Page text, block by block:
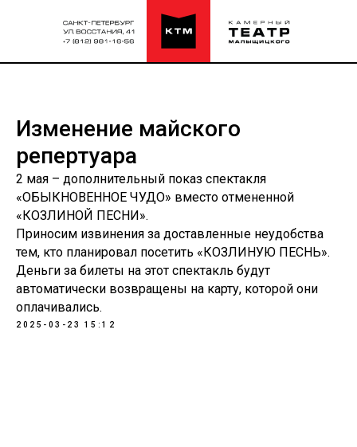
Изменение майского
репертуара
2 мая – дополнительный показ спектакля
«ОБЫКНОВЕННОЕ ЧУДО» вместо отмененной
«КОЗЛИНОЙ ПЕСНИ».
Приносим извинения за доставленные неудобства
тем, кто планировал посетить «КОЗЛИНУЮ ПЕСНЬ».
Деньги за билеты на этот спектакль будут
автоматически возвращены на карту, которой они
оплачивались.
2025-03-23 15:12